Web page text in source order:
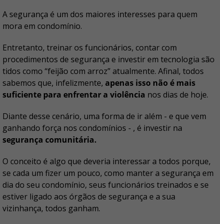
A segurança é um dos maiores interesses para quem
mora em condomínio.
Entretanto, treinar os funcionários, contar com
procedimentos de segurança e investir em tecnologia são
tidos como “feijão com arroz” atualmente. Afinal, todos
sabemos que, infelizmente, apenas isso não é mais
suficiente para enfrentar a violência nos dias de hoje.
Diante desse cenário, uma forma de ir além - e que vem
ganhando força nos condomínios - , é investir na
segurança comunitária.
O conceito é algo que deveria interessar a todos porque,
se cada um fizer um pouco, como manter a segurança em
dia do seu condomínio, seus funcionários treinados e se
estiver ligado aos órgãos de segurança e a sua
vizinhança, todos ganham.